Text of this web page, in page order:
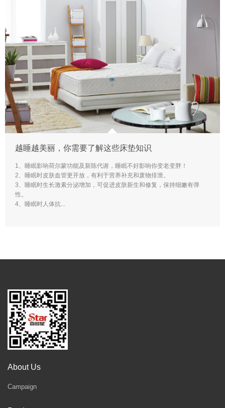
越睡越美丽，你需要了解这些床垫知识
1、睡眠影响荷尔蒙功能及新陈代谢，睡眠不好影响你变老变胖！
2、睡眠时皮肤血管更开放，有利于营养补充和废物排泄。
3、睡眠时生长激素分泌增加，可促进皮肤新生和修复，保持细嫩有弹
性。
4、睡眠时人体抗...
About Us
Campaign